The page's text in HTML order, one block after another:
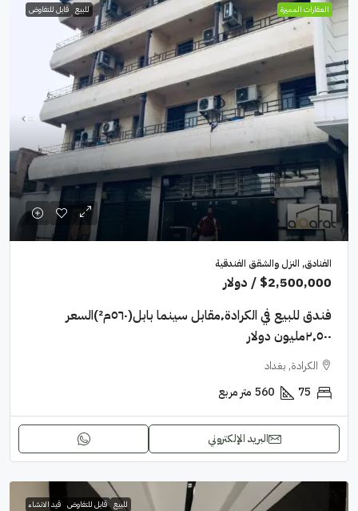
العقارات المميزة للبيع قابل للتفاوض
الفنادق, النزل والشقق الفندقية
$2,500,000 / دولار
فندق للبيع في الكرادة٬مقابل سينما بابل(٥٦٠م²)السعر
٢٬٥٠٠مليون دولار
الكرادة, بغداد
75
560 متر مربع
البريد الإلكتروني
للبيع قابل للتفاوض قيد الانشاء